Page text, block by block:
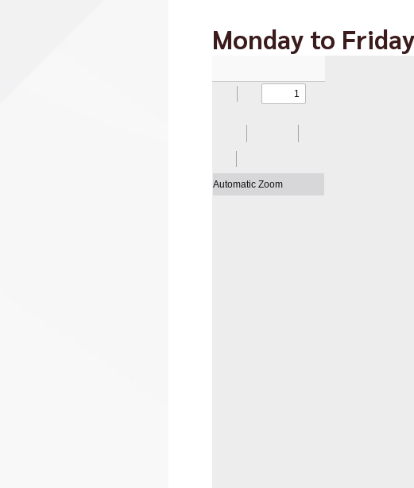
Monday to Friday